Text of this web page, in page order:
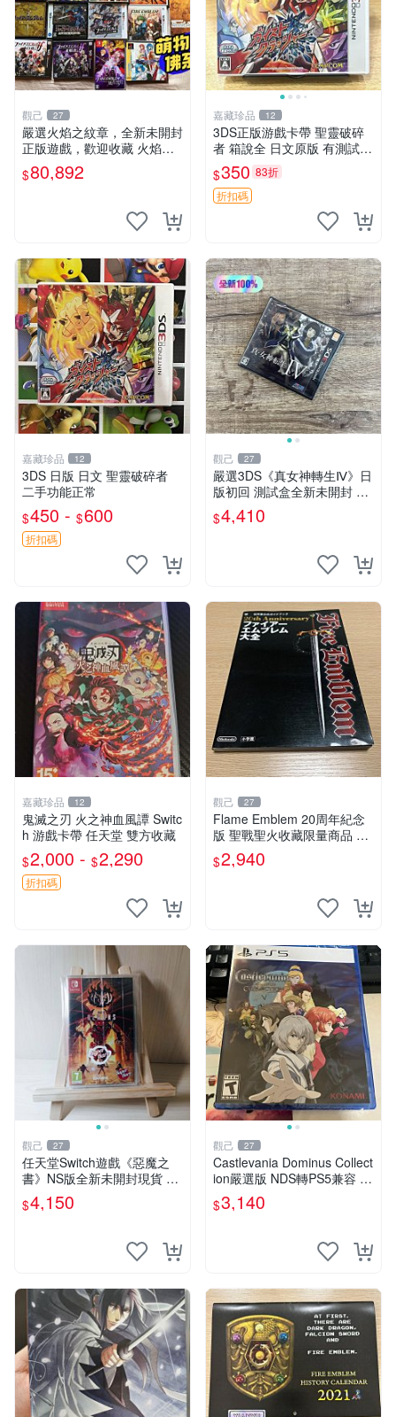
觀己 27
嚴選火焰之紋章，全新未開封
正版遊戲，歡迎收藏 火焰之
紋章 遊戲 新版 收藏品
$80,892
嘉藏珍品 12
3DS正版游戲卡帶 聖靈破碎
者 箱說全 日文原版 有測試圖
可
$350 83折
折扣碼
嘉藏珍品 12
3DS 日版 日文 聖靈破碎者
二手功能正常
$450 - $600
折扣碼
觀己 27
嚴選3DS《真女神轉生Ⅳ》日
版初回 測試盒全新未開封 RP
G遊戲卡帶 真女神 轉生 IV 卡
帶
$4,410
嘉藏珍品 12
鬼滅之刃 火之神血風譚 Switc
h 游戲卡帶 任天堂 雙方收藏
$2,000 - $2,290
折扣碼
觀己 27
Flame Emblem 20周年紀念
版 聖戰聖火收藏限量商品 火
焰 國產 再現版
$2,940
觀己 27
任天堂Switch遊戲《惡魔之
書》NS版全新未開封現貨 推
薦收藏 游戲機 電玩 測試用機
$4,150
觀己 27
Castlevania Dominus Collect
ion嚴選版 NDS轉PS5兼容 收
藏家必備 電腦遊戲 Dominus
Collection 整體
$3,140